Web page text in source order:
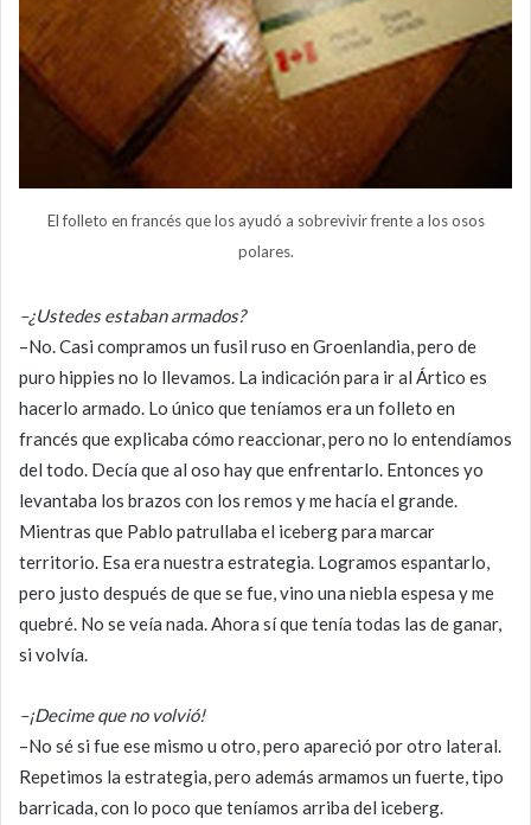
El folleto en francés que los ayudó a sobrevivir frente a los osos
polares.
–¿Ustedes estaban armados?
–No. Casi compramos un fusil ruso en Groenlandia, pero de
puro hippies no lo llevamos. La indicación para ir al Ártico es
hacerlo armado. Lo único que teníamos era un folleto en
francés que explicaba cómo reaccionar, pero no lo entendíamos
del todo. Decía que al oso hay que enfrentarlo. Entonces yo
levantaba los brazos con los remos y me hacía el grande.
Mientras que Pablo patrullaba el iceberg para marcar
territorio. Esa era nuestra estrategia. Logramos espantarlo,
pero justo después de que se fue, vino una niebla espesa y me
quebré. No se veía nada. Ahora sí que tenía todas las de ganar,
si volvía.
–¡Decime que no volvió!
–No sé si fue ese mismo u otro, pero apareció por otro lateral.
Repetimos la estrategia, pero además armamos un fuerte, tipo
barricada, con lo poco que teníamos arriba del iceberg.